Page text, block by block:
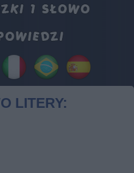
LITERY: